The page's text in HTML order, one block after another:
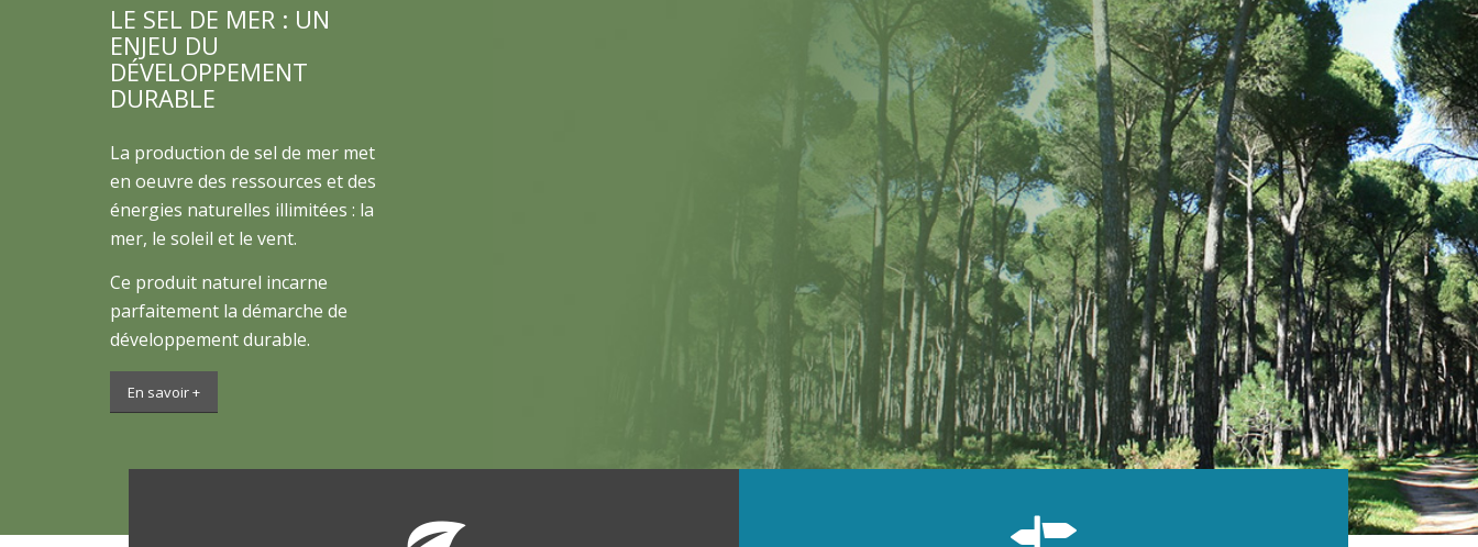
LE SEL DE MER : UN
ENJEU DU
DÉVELOPPEMENT
DURABLE
La production de sel de mer met
en oeuvre des ressources et des
énergies naturelles illimitées : la
mer, le soleil et le vent.
Ce produit naturel incarne
parfaitement la démarche de
développement durable.
En savoir +